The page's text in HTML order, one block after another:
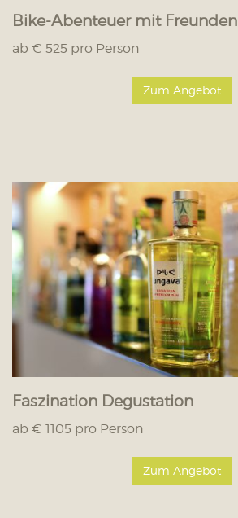
Bike-Abenteuer mit Freunden
ab € 525 pro Person
Zum Angebot
Faszination Degustation
ab € 1105 pro Person
Zum Angebot